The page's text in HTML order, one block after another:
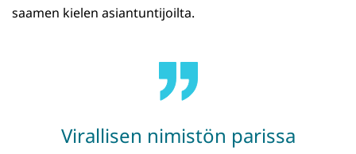
saamen kielen asiantuntijoilta.
Virallisen nimistön parissa